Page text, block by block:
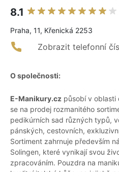
8.1
Praha, 11, Křenická 2253
Zobrazit telefonní
O společnosti:
E-Manikury.cz působí v oblasti
se na prodej rozmanitého
pedikúrních sad různých typů,
pánských, cestovních,
Sortiment zahrnuje především
Solingen, které vynikají svou
zpracováním. Pouzdra na